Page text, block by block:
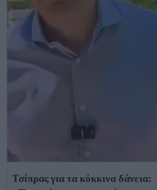
Τσίπρας για τα κόκκινα δάνεια: